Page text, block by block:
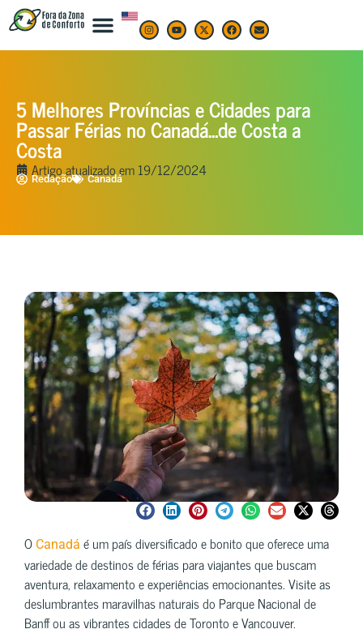
5 Melhores Províncias e Cidades para
Passar Férias no Canadá…de Costa a
Costa
Artigo atualizado em19/12/2024
Redação Canadá
O Canadá é um país diversificado e bonito que oferece uma
variedade de destinos de férias para viajantes que buscam
aventura, relaxamento e experiências emocionantes. Visite as
deslumbrantes maravilhas naturais do Parque Nacional de
Banff ou as vibrantes cidades de Toronto e Vancouver.